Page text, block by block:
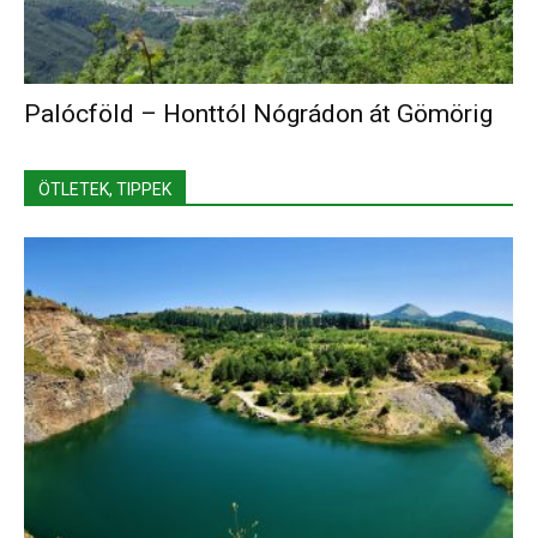
Palócföld – Honttól Nógrádon át Gömörig
ÖTLETEK, TIPPEK